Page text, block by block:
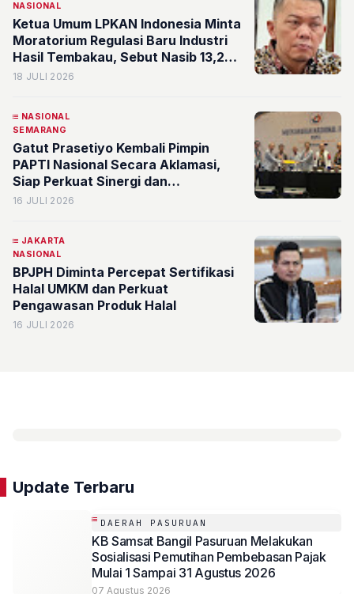
NASIONAL
Ketua Umum LPKAN Indonesia Minta
Moratorium Regulasi Baru Industri
Hasil Tembakau, Sebut Nasib 13,2
Juta Jiwa dan Rp200 Triliun
18 JULI 2026
NASIONAL
SEMARANG
Gatut Prasetiyo Kembali Pimpin
PAPTI Nasional Secara Aklamasi,
Siap Perkuat Sinergi dan
Profesionalisme Anggota
16 JULI 2026
JAKARTA
NASIONAL
BPJPH Diminta Percepat Sertifikasi
Halal UMKM dan Perkuat
Pengawasan Produk Halal
16 JULI 2026
Update Terbaru
DAERAH PASURUAN
KB Samsat Bangil Pasuruan Melakukan
Sosialisasi Pemutihan Pembebasan Pajak
Mulai 1 Sampai 31 Agustus 2026
07 Agustus 2026